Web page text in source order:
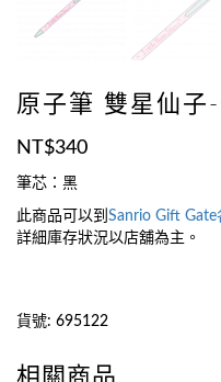
原子筆 雙星仙子-
NT$340
筆芯：黑
此商品可以到 Sanrio Gift Gate
詳細庫存狀況以店舖為主。
貨號: 695122
相關商品